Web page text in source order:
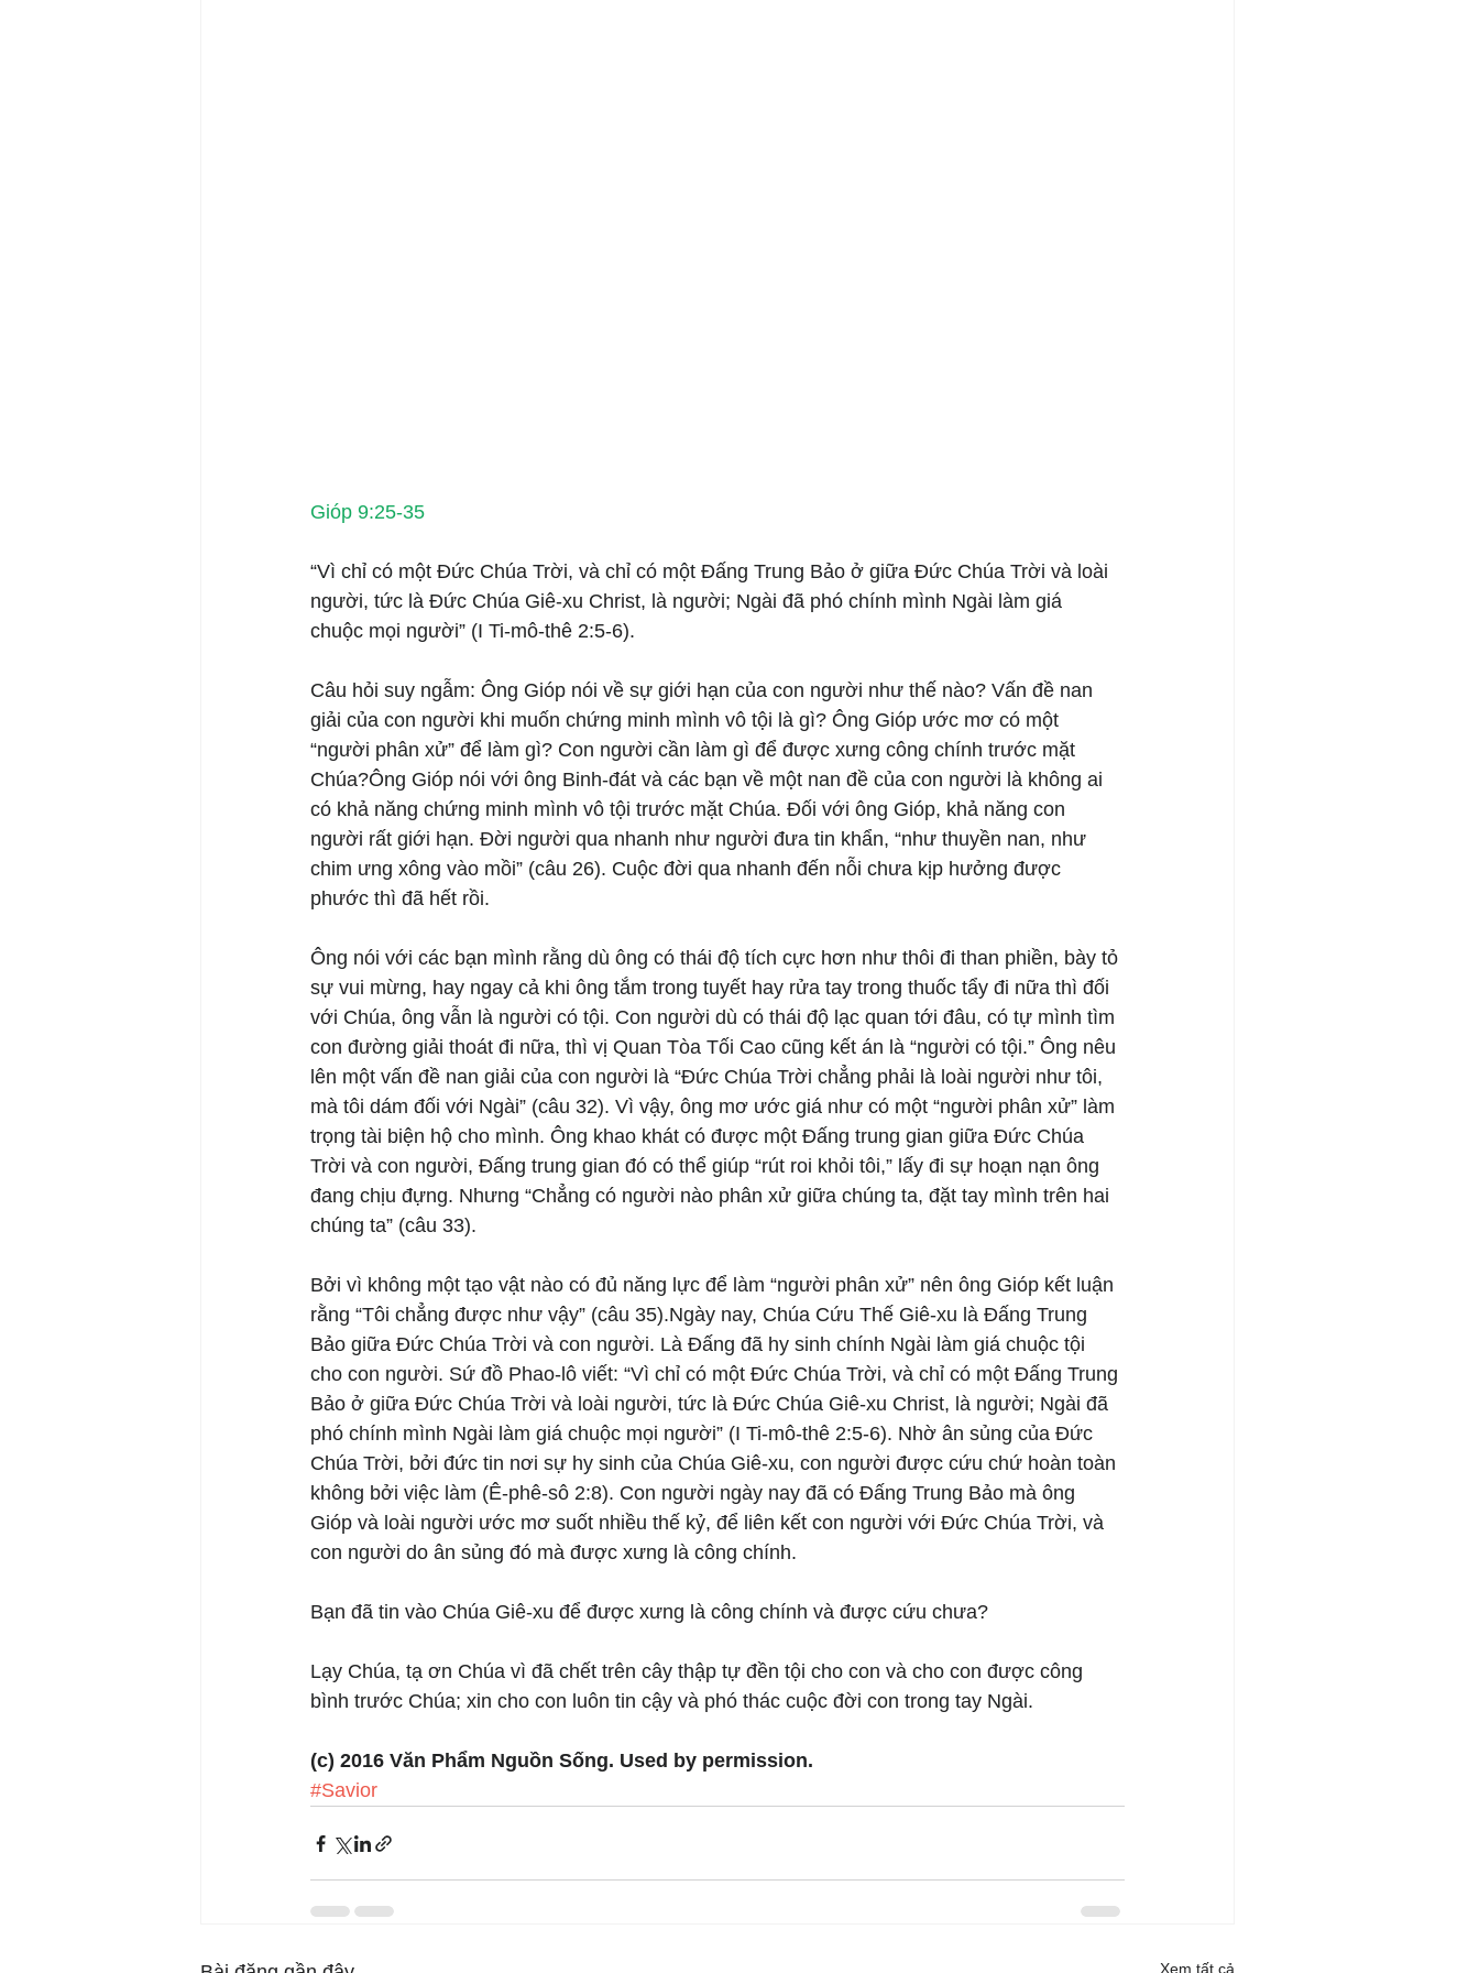
Gióp 9:25-35
“Vì chỉ có một Đức Chúa Trời, và chỉ có một Đấng Trung Bảo ở giữa Đức Chúa Trời và loài
người, tức là Đức Chúa Giê-xu Christ, là người; Ngài đã phó chính mình Ngài làm giá
chuộc mọi người” (I Ti-mô-thê 2:5-6).
Câu hỏi suy ngẫm: Ông Gióp nói về sự giới hạn của con người như thế nào? Vấn đề nan
giải của con người khi muốn chứng minh mình vô tội là gì? Ông Gióp ước mơ có một
“người phân xử” để làm gì? Con người cần làm gì để được xưng công chính trước mặt
Chúa?Ông Gióp nói với ông Binh-đát và các bạn về một nan đề của con người là không ai
có khả năng chứng minh mình vô tội trước mặt Chúa. Đối với ông Gióp, khả năng con
người rất giới hạn. Đời người qua nhanh như người đưa tin khẩn, “như thuyền nan, như
chim ưng xông vào mồi” (câu 26). Cuộc đời qua nhanh đến nỗi chưa kịp hưởng được
phước thì đã hết rồi.
Ông nói với các bạn mình rằng dù ông có thái độ tích cực hơn như thôi đi than phiền, bày tỏ
sự vui mừng, hay ngay cả khi ông tắm trong tuyết hay rửa tay trong thuốc tẩy đi nữa thì đối
với Chúa, ông vẫn là người có tội. Con người dù có thái độ lạc quan tới đâu, có tự mình tìm
con đường giải thoát đi nữa, thì vị Quan Tòa Tối Cao cũng kết án là “người có tội.” Ông nêu
lên một vấn đề nan giải của con người là “Đức Chúa Trời chẳng phải là loài người như tôi,
mà tôi dám đối với Ngài” (câu 32). Vì vậy, ông mơ ước giá như có một “người phân xử” làm
trọng tài biện hộ cho mình. Ông khao khát có được một Đấng trung gian giữa Đức Chúa
Trời và con người, Đấng trung gian đó có thể giúp “rút roi khỏi tôi,” lấy đi sự hoạn nạn ông
đang chịu đựng. Nhưng “Chẳng có người nào phân xử giữa chúng ta, đặt tay mình trên hai
chúng ta” (câu 33).
Bởi vì không một tạo vật nào có đủ năng lực để làm “người phân xử” nên ông Gióp kết luận
rằng “Tôi chẳng được như vậy” (câu 35).Ngày nay, Chúa Cứu Thế Giê-xu là Đấng Trung
Bảo giữa Đức Chúa Trời và con người. Là Đấng đã hy sinh chính Ngài làm giá chuộc tội
cho con người. Sứ đồ Phao-lô viết: “Vì chỉ có một Đức Chúa Trời, và chỉ có một Đấng Trung
Bảo ở giữa Đức Chúa Trời và loài người, tức là Đức Chúa Giê-xu Christ, là người; Ngài đã
phó chính mình Ngài làm giá chuộc mọi người” (I Ti-mô-thê 2:5-6). Nhờ ân sủng của Đức
Chúa Trời, bởi đức tin nơi sự hy sinh của Chúa Giê-xu, con người được cứu chứ hoàn toàn
không bởi việc làm (Ê-phê-sô 2:8). Con người ngày nay đã có Đấng Trung Bảo mà ông
Gióp và loài người ước mơ suốt nhiều thế kỷ, để liên kết con người với Đức Chúa Trời, và
con người do ân sủng đó mà được xưng là công chính.
Bạn đã tin vào Chúa Giê-xu để được xưng là công chính và được cứu chưa?
Lạy Chúa, tạ ơn Chúa vì đã chết trên cây thập tự đền tội cho con và cho con được công
bình trước Chúa; xin cho con luôn tin cậy và phó thác cuộc đời con trong tay Ngài.
(c) 2016 Văn Phẩm Nguồn Sống. Used by permission.
#Savior
Xem tất cả